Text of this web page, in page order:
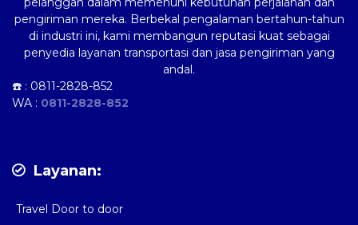
pengiriman mereka. Berbekal pengalaman bertahun-tahun
di industri ini, kami membangun reputasi kuat sebagai
penyedia layanan transportasi dan jasa pengiriman yang
andal.
☎️ : 0811-2828-852
WA : 0811-2828-852
Layanan:
Travel Door to door